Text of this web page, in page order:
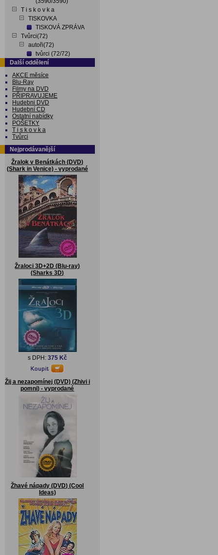
T i s k o v k a
TISKOVKA
TISKOVÁ ZPRÁVA
Tvůrci(72)
autoři(72)
tvůrci (72/72)
Další oddělení
AKCE měsíce
Blu-Ray
Filmy na DVD
PŘIPRAVUJEME
Hudebni DVD
Hudební CD
Ostatní nabídky
POŠETKY
T i s k o v k a
Tvůrci
Nejprodávanější
Žralok v Benátkách (DVD)
(Shark in Venice) - vyprodané
Žraloci 3D+2D (Blu-ray)
(Sharks 3D)
s DPH: 375 Kč
Žij a nezapomínej (DVD) (Zhivi i
pomni) - vyprodané
Žhavé nápady (DVD) (Cool
Ideas)